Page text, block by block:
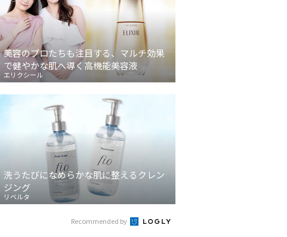
美容のプロたちも注目する、マルチ効果
で健やかな肌へ導く高機能美容液
エリクシール
洗うたびになめらかな肌に整えるクレン
ジング
リベルタ
Recommended by